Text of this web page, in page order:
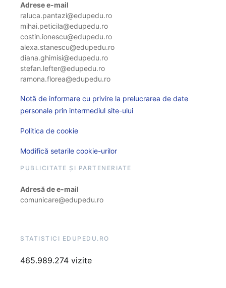
Adrese e-mail
raluca.pantazi@edupedu.ro
mihai.peticila@edupedu.ro
costin.ionescu@edupedu.ro
alexa.stanescu@edupedu.ro
diana.ghimisi@edupedu.ro
stefan.lefter@edupedu.ro
ramona.florea@edupedu.ro
Notă de informare cu privire la prelucrarea de date
personale prin intermediul site-ului
Politica de cookie
Modifică setarile cookie-urilor
PUBLICITATE ȘI PARTENERIATE
Adresă de e-mail
comunicare@edupedu.ro
STATISTICI EDUPEDU.RO
465.989.274 vizite